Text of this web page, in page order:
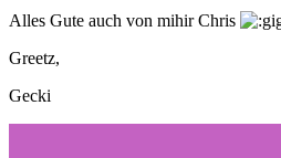
Alles Gute auch von mihir Chris
Greetz,
Gecki